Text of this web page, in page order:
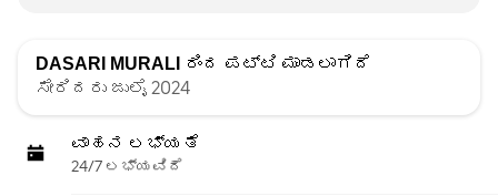
DASARI MURALI ರಿಂದ ಪಟ್ಟಿ ಮಾಡಲಾಗಿದೆ
ಸೇರಿದರು ಜುಲೈ 2024
ವಾಹನ ಲಭ್ಯತೆ
24/7 ಲಭ್ಯವಿದೆ